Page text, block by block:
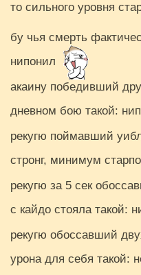
то сильного уровня
бу чья смерть
нипонил
акаину победивший
дневном бою такой:
рекугю поймавший
стронг, минимум
рекугю за 5 сек
с кайдо стояла такой:
рекугю обоссавший
урона для себя такой: